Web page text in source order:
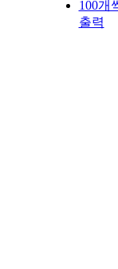
100개
출력